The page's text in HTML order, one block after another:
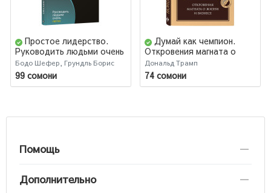
Простое лидерство.
Руководить людьми очень
легко
Бодо Шефер, Грундль Борис
99 сомони
Думай как чемпион.
Откровения магната о
жизни и бизнесе
Дональд Трамп
74 сомони
Помощь
Дополнительно